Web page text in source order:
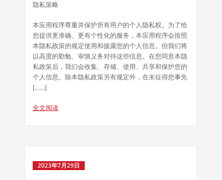
隐私策略
本应用程序尊重并保护所有用户的个人隐私权。为了给
您提供更准确、更有个性化的服务，本应用程序会按照
本隐私政策的规定使用和披露您的个人信息。但我们将
以高度的勤勉、审慎义务对待这些信息。在您同意本隐
私政策后，我们会收集、存储、使用、共享和保护您的
个人信息。除本隐私政策另有规定外，在未征得您事先
[……]
全文阅读
2023年7月29日